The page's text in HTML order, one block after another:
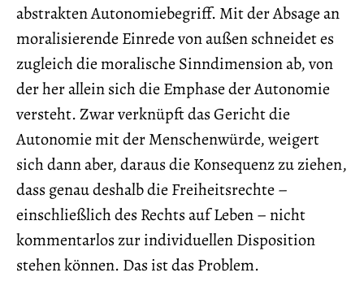
abstrakten Autonomiebegriff. Mit der Absage an
moralisierende Einrede von außen schneidet es
zugleich die moralische Sinndimension ab, von
der her allein sich die Emphase der Autonomie
versteht. Zwar verknüpft das Gericht die
Autonomie mit der Menschenwürde, weigert
sich dann aber, daraus die Konsequenz zu ziehen,
dass genau deshalb die Freiheitsrechte –
einschließlich des Rechts auf Leben – nicht
kommentarlos zur individuellen Disposition
stehen können. Das ist das Problem.